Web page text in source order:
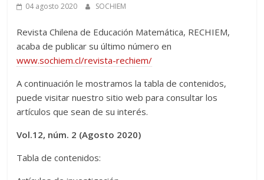
04 agosto 2020 SOCHIEM
Revista Chilena de Educación Matemática, RECHIEM,
acaba de publicar su último número en
www.sochiem.cl/revista-rechiem/
A continuación le mostramos la tabla de contenidos,
puede visitar nuestro sitio web para consultar los
artículos que sean de su interés.
Vol.12, núm. 2 (Agosto 2020)
Tabla de contenidos: